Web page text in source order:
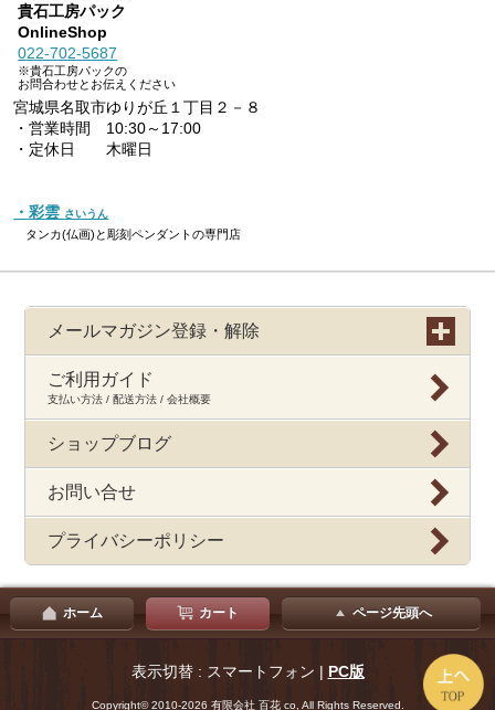
貴石工房パック
OnlineShop
022-702-5687
※貴石工房パックの
お問合わせとお伝えください
宮城県名取市ゆりが丘１丁目２－８
・営業時間 10:30～17:00
・定休日 木曜日
・彩雲 さいうん
タンカ(仏画)と彫刻ペンダントの専門店
メールマガジン登録・解除
ご利用ガイド
支払い方法 / 配送方法 / 会社概要
ショップブログ
お問い合せ
プライバシーポリシー
ホーム カート ページ先頭へ
表示切替 : スマートフォン | PC版
Copyright© 2010-2026 有限会社 百花 co, All Rights Reserved.